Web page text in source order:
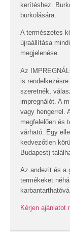
kerítéshez.
burkolására.
A természetes
újraállítása
megjelenése.
Az
is
szeretnék,
impregnálót. A
vagy hengerrel.
megfelelően és
várható. Egy
kedvezőtlen
Budapest)
Az andezit és a
termékeket
Kérjen ajánlatot